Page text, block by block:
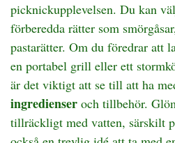
picknickupplevelsen. Du kan
förberedda rätter som
pastarätter. Om du föredrar att
en portabel grill eller ett
är det viktigt att se till att ha
ingredienser och tillbehör.
tillräckligt med vatten, särskilt